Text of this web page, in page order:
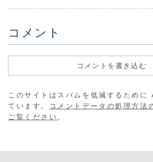
コメント
コメントを書き込む
このサイトはスパムを低減するため
ています。
コメントデータの処理方法
ご覧ください 。